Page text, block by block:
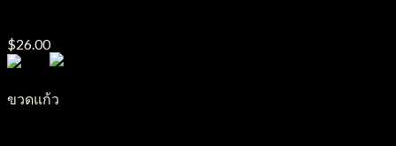
$26.00
ขวดแก้ว